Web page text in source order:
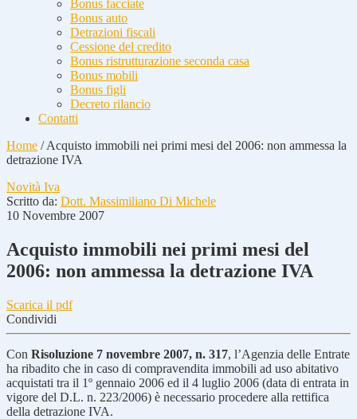
Bonus facciate
Bonus auto
Detrazioni fiscali
Cessione del credito
Bonus ristrutturazione seconda casa
Bonus mobili
Bonus figli
Decreto rilancio
Contatti
Home /Acquisto immobili nei primi mesi del 2006: non ammessa la
detrazione IVA
Novità Iva
Scritto da: Dott. Massimiliano Di Michele
10 Novembre 2007
Acquisto immobili nei primi mesi del
2006: non ammessa la detrazione IVA
Scarica il pdf
Condividi
Con Risoluzione 7 novembre 2007, n. 317, l’Agenzia delle Entrate
ha ribadito che in caso di compravendita immobili ad uso abitativo
acquistati tra il 1º gennaio 2006 ed il 4 luglio 2006 (data di entrata in
vigore del D.L. n. 223/2006) è necessario procedere alla rettifica
della detrazione IVA.